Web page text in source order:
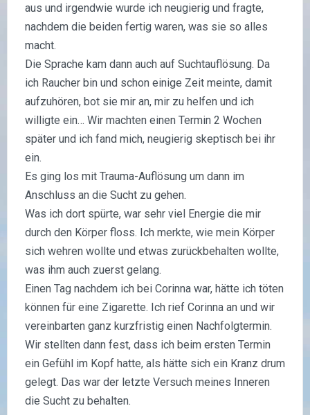
aus und irgendwie wurde ich neugierig und fragte,
nachdem die beiden fertig waren, was sie so alles
macht.
Die Sprache kam dann auch auf Suchtauflösung. Da
ich Raucher bin und schon einige Zeit meinte, damit
aufzuhören, bot sie mir an, mir zu helfen und ich
willigte ein… Wir machten einen Termin 2 Wochen
später und ich fand mich, neugierig skeptisch bei ihr
ein.
Es ging los mit Trauma-Auflösung um dann im
Anschluss an die Sucht zu gehen.
Was ich dort spürte, war sehr viel Energie die mir
durch den Körper floss. Ich merkte, wie mein Körper
sich wehren wollte und etwas zurückbehalten wollte,
was ihm auch zuerst gelang.
Einen Tag nachdem ich bei Corinna war, hätte ich töten
können für eine Zigarette. Ich rief Corinna an und wir
vereinbarten ganz kurzfristig einen Nachfolgtermin.
Wir stellten dann fest, dass ich beim ersten Termin
ein Gefühl im Kopf hatte, als hätte sich ein Kranz drum
gelegt. Das war der letzte Versuch meines Inneren
die Sucht zu behalten.